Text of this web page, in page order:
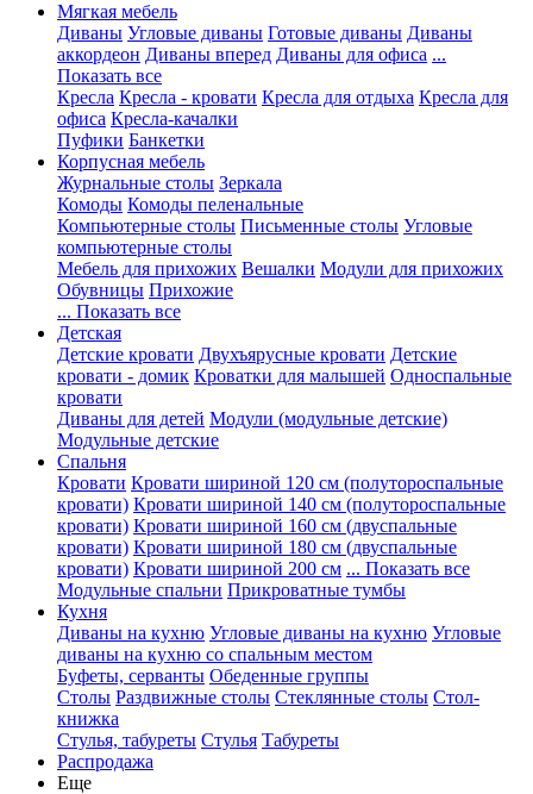
Мягкая мебель
Диваны Угловые диваны Готовые диваны Диваны
аккордеон Диваны вперед Диваны для офиса ...
Показать все
Кресла Кресла - кровати Кресла для отдыха Кресла для
офиса Кресла-качалки
Пуфики Банкетки
Корпусная мебель
Журнальные столы Зеркала
Комоды Комоды пеленальные
Компьютерные столы Письменные столы Угловые
компьютерные столы
Мебель для прихожих Вешалки Модули для прихожих
Обувницы Прихожие
... Показать все
Детская
Детские кровати Двухъярусные кровати Детские
кровати - домик Кроватки для малышей Односпальные
кровати
Диваны для детей Модули (модульные детские)
Модульные детские
Спальня
Кровати Кровати шириной 120 см (полутороспальные
кровати) Кровати шириной 140 см (полутороспальные
кровати) Кровати шириной 160 см (двуспальные
кровати) Кровати шириной 180 см (двуспальные
кровати) Кровати шириной 200 см ... Показать все
Модульные спальни Прикроватные тумбы
Кухня
Диваны на кухню Угловые диваны на кухню Угловые
диваны на кухню со спальным местом
Буфеты, серванты Обеденные группы
Столы Раздвижные столы Стеклянные столы Стол-
книжка
Стулья, табуреты Стулья Табуреты
Распродажа
Еще